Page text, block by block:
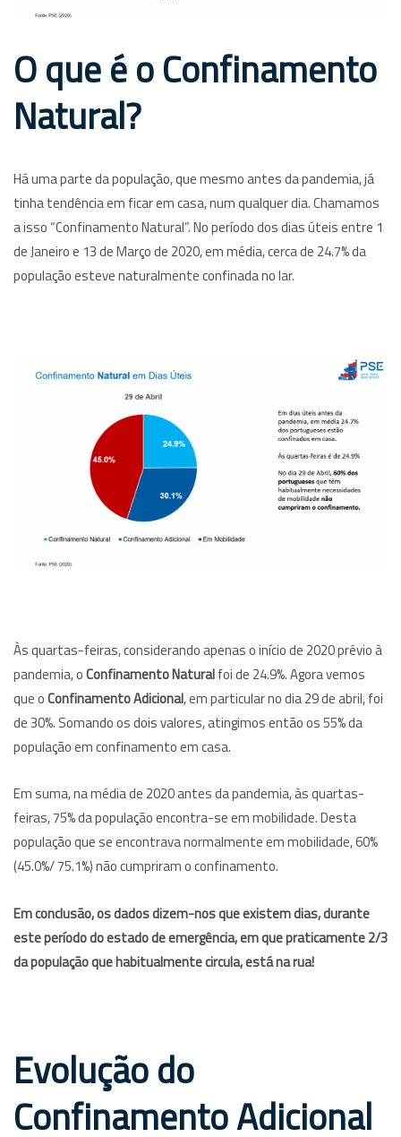
O que é o Confinamento
Natural?
Há uma parte da população, que mesmo antes da pandemia, já
tinha tendência em ficar em casa, num qualquer dia. Chamamos
a isso “Confinamento Natural”. No período dos dias úteis entre 1
de Janeiro e 13 de Março de 2020, em média, cerca de 24.7% da
população esteve naturalmente confinada no lar.
Às quartas-feiras, considerando apenas o início de 2020 prévio à
pandemia, oConfinamento Naturalfoi de 24.9%. Agora vemos
que oConfinamento Adicional, em particular no dia 29 de abril, foi
de 30%. Somando os dois valores, atingimos então os 55% da
população em confinamento em casa.
Em suma, na média de 2020 antes da pandemia, às quartas-
feiras, 75% da população encontra-se em mobilidade. Desta
população que se encontrava normalmente em mobilidade, 60%
(45.0%/ 75.1%) não cumpriram o confinamento.
Em conclusão, os dados dizem-nos que existem dias, durante
este período do estado de emergência, em que praticamente 2/3
da população que habitualmente circula, está na rua!
Evolução do
Confinamento Adicional